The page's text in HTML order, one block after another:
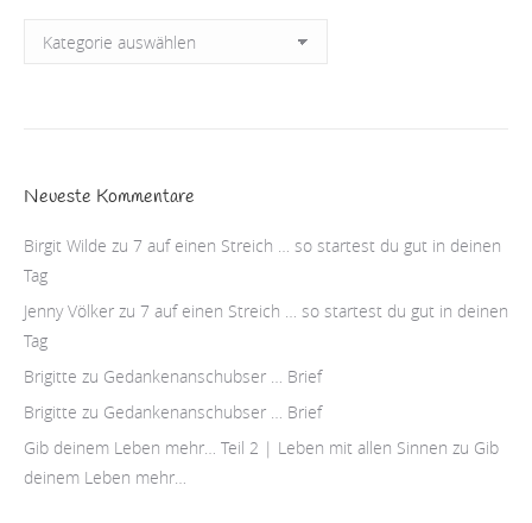
Kategorien
Neueste Kommentare
Birgit Wilde zu 7 auf einen Streich … so startest du gut in deinen
Tag
Jenny Völker zu 7 auf einen Streich … so startest du gut in deinen
Tag
Brigitte zu Gedankenanschubser … Brief
Brigitte zu Gedankenanschubser … Brief
Gib deinem Leben mehr… Teil 2 | Leben mit allen Sinnen zu Gib
deinem Leben mehr…